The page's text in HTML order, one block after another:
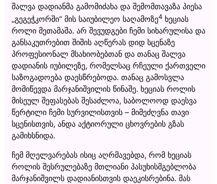
შალვა დადიანმა გამომიძახა და შემომთავაზა პიესა
„გეგეჭკორში“ მის საიუბილეო საღამოზე4 ხეციას
როლი მეთამაშა. არ შევუდგები ჩემი სიხარულისა და
განსაკუთრებით შიშის აღწერას დიდ სცენაზე
პროფესიონალ მსახიობებთან და თანაც შალვა
დადიანის იუბილეზე, რომელსაც რჩეული ქართველი
საზოგადოება დაესწრებოდა. თანაც გამოსვლა
მომიწევდა მარჯანიშვილის წინაშე. ხეციას როლის
მისეულ შეფასებას შესაძლოა, საბოლოოდ დაესვა
წერტილი ჩემი სურვილისთვის – მიმეძღვნა თავი
სცენისთვის, ანდა აქტიორული ცხოვრების გზას
გამიხსნიდა.
ჩემ მღელვარებას ისიც აღრმავებდა, რომ ხეციას
როლის შესრულებაზე მთლიანი პასუხისმგებლობა
მარჯანიშვილს დადიანისთვის დაეკისრებინა. მას